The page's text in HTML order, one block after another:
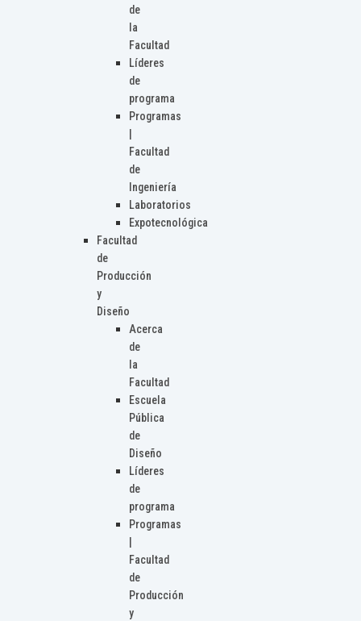
de
la
Facultad
Líderes
de
programa
Programas
Facultad
de
Ingeniería
Laboratorios
Expotecnológica
Facultad
de
Producción
y
Diseño
Acerca
de
la
Facultad
Escuela
Pública
de
Diseño
Líderes
de
programa
Programas
Facultad
de
Producción
y